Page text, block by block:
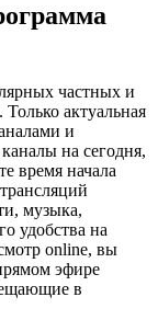
частных и
актуальная
и
на сегодня,
время начала
музыка,
удобства на
online, вы
эфире
в